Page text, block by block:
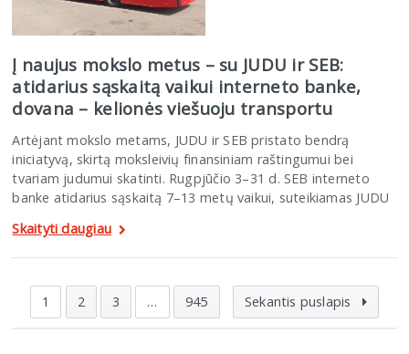
Į naujus mokslo metus – su JUDU ir SEB:
atidarius sąskaitą vaikui interneto banke,
dovana – kelionės viešuoju transportu
Artėjant mokslo metams, JUDU ir SEB pristato bendrą
iniciatyvą, skirtą moksleivių finansiniam raštingumui bei
tvariam judumui skatinti. Rugpjūčio 3–31 d. SEB interneto
banke atidarius sąskaitą 7–13 metų vaikui, suteikiamas JUDU
Skaityti daugiau
1 2 3 … 945 Sekantis puslapis